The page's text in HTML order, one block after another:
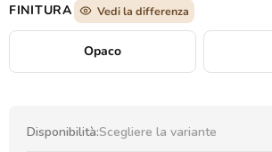
FINITURA Vedi la differenza
Opaco
Disponibilità:Scegliere la variante